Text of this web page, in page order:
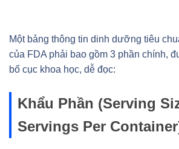
Một bảng thông tin dinh dưỡng tiêu
của FDA phải bao gồm 3 phần chính,
bố cục khoa học, dễ đọc:
Khẩu Phần (Serving
Servings Per